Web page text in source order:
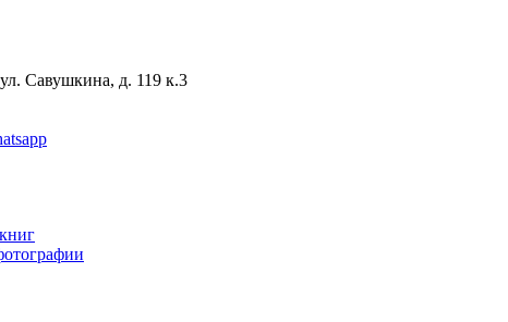
Савушкина, д. 119 к.3